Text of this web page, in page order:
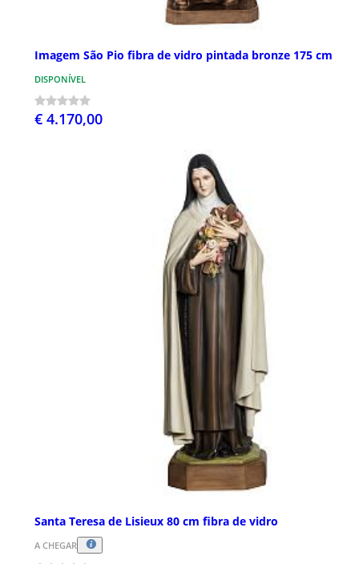
Imagem São Pio fibra de vidro pintada bronze 175 cm
DISPONÍVEL
€ 4.170,00
Santa Teresa de Lisieux 80 cm fibra de vidro
A CHEGAR